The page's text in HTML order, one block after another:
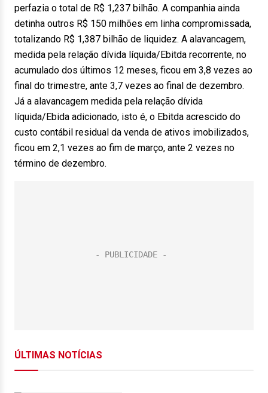
perfazia o total de R$ 1,237 bilhão. A companhia ainda
detinha outros R$ 150 milhões em linha compromissada,
totalizando R$ 1,387 bilhão de liquidez. A alavancagem,
medida pela relação dívida líquida/Ebitda recorrente, no
acumulado dos últimos 12 meses, ficou em 3,8 vezes ao
final do trimestre, ante 3,7 vezes ao final de dezembro.
Já a alavancagem medida pela relação dívida
líquida/Ebida adicionado, isto é, o Ebitda acrescido do
custo contábil residual da venda de ativos imobilizados,
ficou em 2,1 vezes ao fim de março, ante 2 vezes no
término de dezembro.